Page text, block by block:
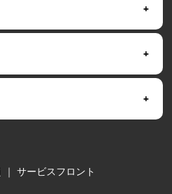
｜サービスフロント